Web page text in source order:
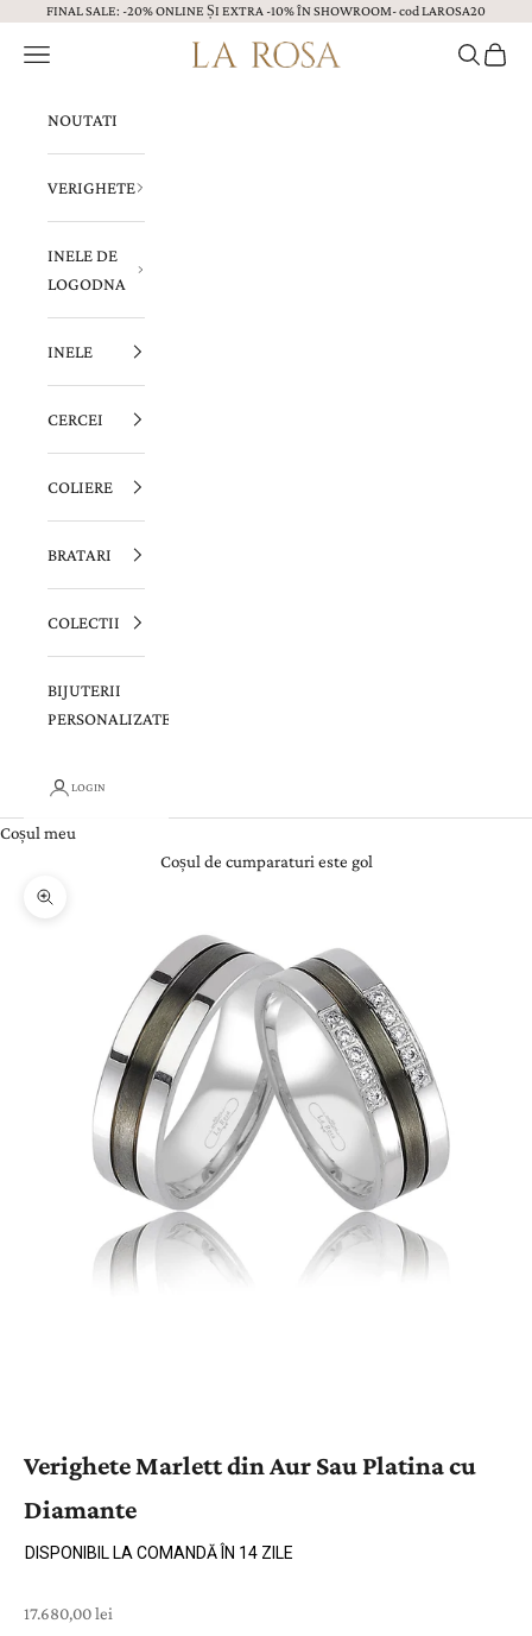
Sari la continut
FINAL SALE: -20% ONLINE ȘI EXTRA -10% ÎN SHOWROOM- cod LAROSA20
Bijuterii LA ROSA
Menu CautăCoș
NOUTATI
VERIGHETE
INELE DE
LOGODNA
INELE
CERCEI
COLIERE
BRATARI
COLECTII
BIJUTERII
PERSONALIZATE
LOGIN
Coșul meu
Coșul de cumparaturi este gol
Zoom
Verighete Marlett din Aur Sau Platina cu
Diamante
DISPONIBIL LA COMANDĂ ÎN 14 ZILE
Preț cu reducere
17.680,00 lei